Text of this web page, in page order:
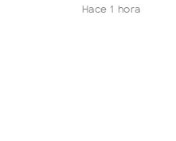
Hace 1 hora